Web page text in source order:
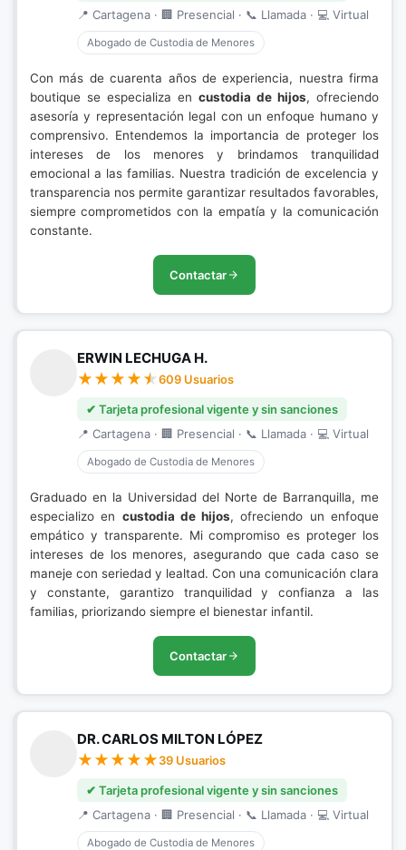
📍 Cartagena · 🏢 Presencial · 📞 Llamada · 💻 Virtual
Abogado de Custodia de Menores
Con más de cuarenta años de experiencia, nuestra firma
boutique se especializa en custodia de hijos, ofreciendo
asesoría y representación legal con un enfoque humano y
comprensivo. Entendemos la importancia de proteger los
intereses de los menores y brindamos tranquilidad
emocional a las familias. Nuestra tradición de excelencia y
transparencia nos permite garantizar resultados favorables,
siempre comprometidos con la empatía y la comunicación
constante.
Contactar
ERWIN LECHUGA H.
609 Usuarios
✔ Tarjeta profesional vigente y sin sanciones
📍 Cartagena · 🏢 Presencial · 📞 Llamada · 💻 Virtual
Abogado de Custodia de Menores
Graduado en la Universidad del Norte de Barranquilla, me
especializo en custodia de hijos, ofreciendo un enfoque
empático y transparente. Mi compromiso es proteger los
intereses de los menores, asegurando que cada caso se
maneje con seriedad y lealtad. Con una comunicación clara
y constante, garantizo tranquilidad y confianza a las
familias, priorizando siempre el bienestar infantil.
Contactar
DR. CARLOS MILTON LÓPEZ
39 Usuarios
✔ Tarjeta profesional vigente y sin sanciones
📍 Cartagena · 🏢 Presencial · 📞 Llamada · 💻 Virtual
Abogado de Custodia de Menores